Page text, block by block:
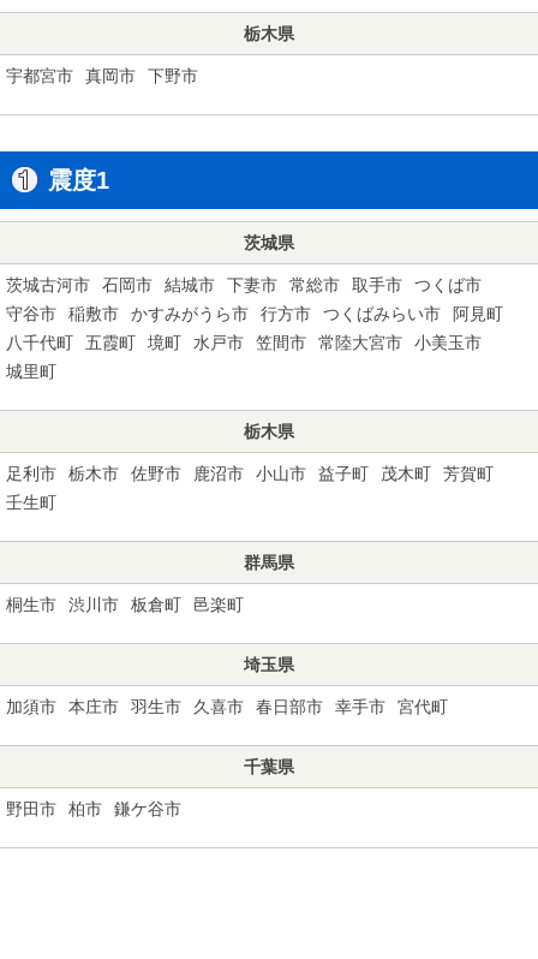
栃木県
宇都宮市 真岡市 下野市
震度1
茨城県
茨城古河市 石岡市 結城市 下妻市 常総市 取手市
つくば市
守谷市
稲敷市 かすみがうら市 行方市 つくばみらい市
阿見町
八千代町
五霞町 境町 水戸市 笠間市 常陸大宮市
小美玉市
城里町
栃木県
足利市 栃木市 佐野市 鹿沼市 小山市 益子町 茂木町
芳賀町
壬生町
群馬県
桐生市 渋川市 板倉町 邑楽町
埼玉県
加須市 本庄市 羽生市 久喜市 春日部市 幸手市 宮代町
千葉県
野田市 柏市 鎌ケ谷市